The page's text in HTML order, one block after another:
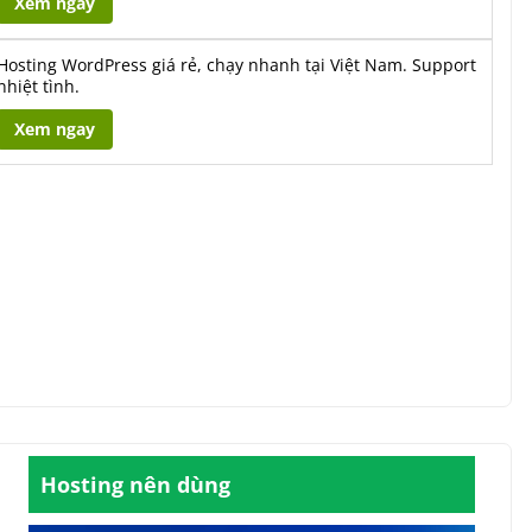
WordPress giá rẻ, chạy nhanh tại Việt Nam. Support
tình.
Xem ngay
Hosting nên dùng